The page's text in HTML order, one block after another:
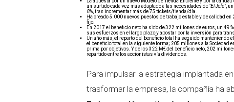
un surtido cada vez más adaptado a las necesidades de "El Jefe",
6%, tras incrementar más de 75 tickets/tienda/día.
Ha creado 5.000 nuevos puestos de trabajo estable y de calidad
fijo.
En 2017 el beneficio neto ha sido de 322 millones de euros, un 49
sus esfuerzos en el largo plazo y apostar por la inversión para
Un año más, el reparto del beneficio total ha seguido
el beneficio total en la siguiente forma; 205 millones a la Sociedad
prima por objetivos. Y de los 322 M€ del beneficio neto, 202
repartido entre los accionistas vía dividendos.
Para impulsar la estrategia implantada
trasformar la empresa, la compañía ha